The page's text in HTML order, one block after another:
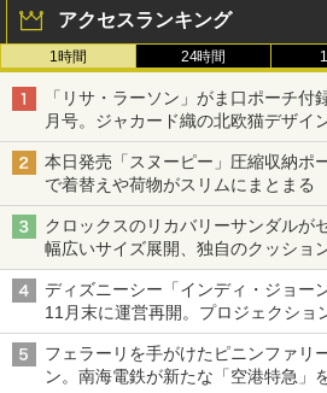
アクセスランキング
1時間 24時間
「リサ・ラーソン」がま口ポーチ
月号。ジャカード織の北欧猫デザイ
本日発売「スヌーピー」圧縮収納ポ
で着替えや荷物がスリムにまとまる
クロックスのリカバリーサンダルが
幅広いサイズ展開、独自のクッショ
ディズニーシー「インディ・ジョー
11月末に運営再開。プロジェクショ
は1500円
フェラーリを手がけたピニンファリ
ン。南海電鉄が新たな「空港特急」